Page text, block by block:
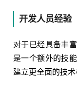
开发人员经验
对于已经具备丰
是一个额外的技
建立更全面的技术